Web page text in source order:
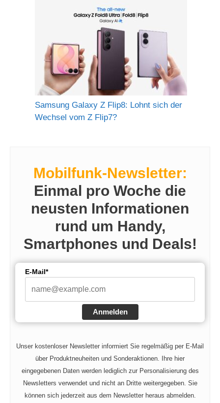
Samsung Galaxy Z Flip8: Lohnt sich der
Wechsel vom Z Flip7?
Mobilfunk-Newsletter:
Einmal pro Woche die
neusten Informationen
rund um Handy,
Smartphones und Deals!
E-Mail*
Anmelden
Unser kostenloser Newsletter informiert Sie regelmäßig per E-Mail
über Produktneuheiten und Sonderaktionen. Ihre hier
eingegebenen Daten werden lediglich zur Personalisierung des
Newsletters verwendet und nicht an Dritte weitergegeben. Sie
können sich jederzeit aus dem Newsletter heraus abmelden.